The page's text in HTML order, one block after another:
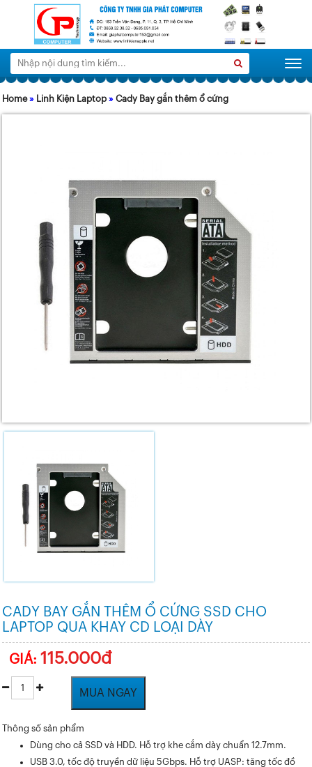
Tìm
kiếm:
Home» Linh Kiện Laptop » Cady Bay gắn thêm ổ cứng
CADY BAY GẮN THÊM Ổ CỨNG SSD CHO
LAPTOP QUA KHAY CD LOẠI DÀY
GIÁ: 115.000đ
MUA NGAY
Thông số sản phẩm
Dùng cho cả SSD và HDD. Hỗ trợ khe cắm dày chuẩn 12.7mm.
USB 3.0, tốc độ truyền dữ liệu 5Gbps. Hỗ trợ UASP: tăng tốc đồ